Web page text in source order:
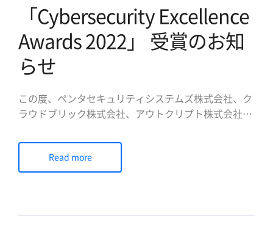
「Cybersecurity Excellence
Awards 2022」 受賞のお知
らせ
この度、ペンタセキュリティシステムズ株式会社、ク
ラウドブリック株式会社、アウトクリプト株式会社
したのでお知らせいたします。 Cybersecurity
Excellence Awardsは、情報セキュリティの分野で優
秀さ、イノベーション、リ […]
Read more